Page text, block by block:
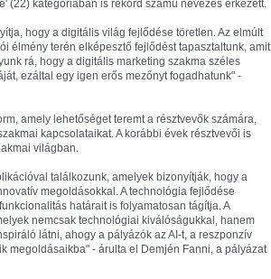
(22) kategóriában is rekord számú nevezés érkezett.
hogy a digitális világ fejlődése töretlen. Az elmúlt
élmény terén elképesztő fejlődést tapasztaltunk, amit
rá, hogy a digitális marketing szakma széles
ezáltal egy igen erős mezőnyt fogadhatunk" -
amely lehetőséget teremt a résztvevők számára,
kapcsolataikat. A korábbi évek résztvevői is
világban.
találkozunk, amelyek bizonyítják, hogy a
megoldásokkal. A technológia fejlődése
határait is folyamatosan tágítja. A
nemcsak technológiai kiválóságukkal, hanem
látni, ahogy a pályázók az AI-t, a reszponzív
megoldásaikba" - árulta el Demjén Fanni, a pályázat